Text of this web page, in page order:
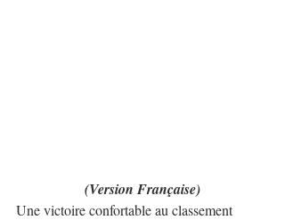
(Version Française)
Une victoire confortable au classement